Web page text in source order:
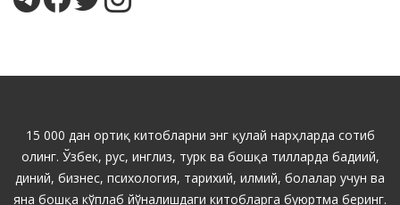
15 000 дан ортиқ китобларни энг қулай нарҳларда сотиб
олинг. Ўзбек, рус, инглиз, турк ва бошқа тилларда бадиий,
диний, бизнес, психология, тарихий, илмий, болалар учун ва
яна бошқа кўплаб йўналишдаги китобларга буюртма беринг.